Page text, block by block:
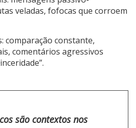
veladas, fofocas que corroem
comparação constante,
comentários agressivos
são contextos nos